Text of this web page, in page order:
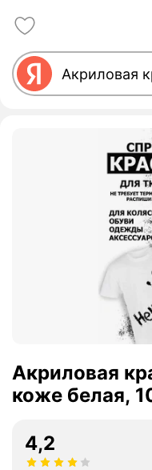
Акриловая
коже белая,
4,2